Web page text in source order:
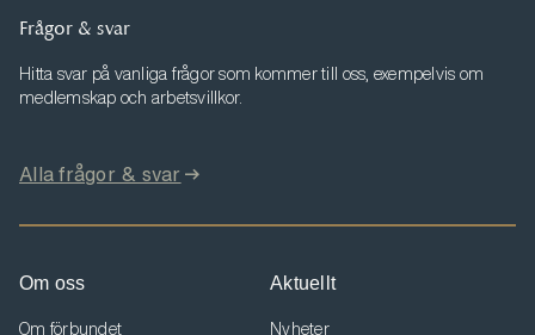
Frågor & svar
Hitta svar på vanliga frågor som kommer till oss, exempelvis om
medlemskap och arbetsvillkor.
Alla frågor & svar
Om oss
Om förbundet
Aktuellt
Nyheter